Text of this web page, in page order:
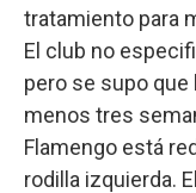
tratamiento para
El club no
pero se supo que
menos tres
Flamengo está
rodilla izquierda.